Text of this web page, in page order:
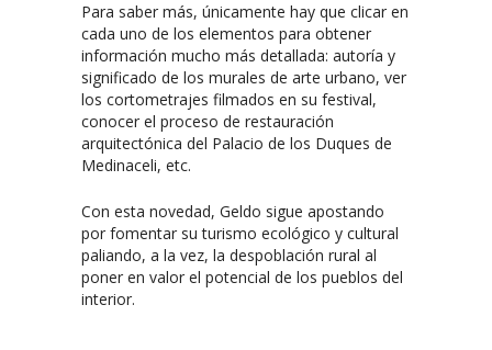
Para saber más, únicamente hay que clicar en
cada uno de los elementos para obtener
información mucho más detallada: autoría y
significado de los murales de arte urbano, ver
los cortometrajes filmados en su festival,
conocer el proceso de restauración
arquitectónica del Palacio de los Duques de
Medinaceli, etc.
Con esta novedad, Geldo sigue apostando
por fomentar su turismo ecológico y cultural
paliando, a la vez, la despoblación rural al
poner en valor el potencial de los pueblos del
interior.